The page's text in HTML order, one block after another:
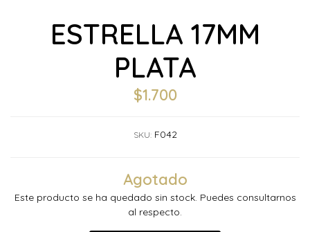
ESTRELLA 17MM
PLATA
$1.700
SKU: F042
Agotado
Este producto se ha quedado sin stock. Puedes consultarnos
al respecto.